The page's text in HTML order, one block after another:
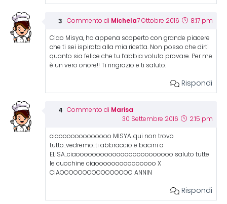
Commento di Michela7 Ottobre 2016 8:17 pm
Ciao Misya, ho appena scoperto con grande piacere
che ti sei ispirata alla mia ricetta. Non posso che dirti
quanto sia felice che tu l’abbia voluta provare. Per me
è un vero onore!! Ti ringrazio e ti saluto.
Rispondi
Commento di Marisa
30 Settembre 2016 2:15 pm
ciaooooooooooooo MISYA..qui non trovo
tutto..vedremo..ti abbraccio e bacini a
ELISA..ciaoooooooooooooooooooooooo saluto tutte
le cuochine ciaooooooooooooooo X
CIAOOOOOOOOOOOOOOOO ANNIN
Rispondi